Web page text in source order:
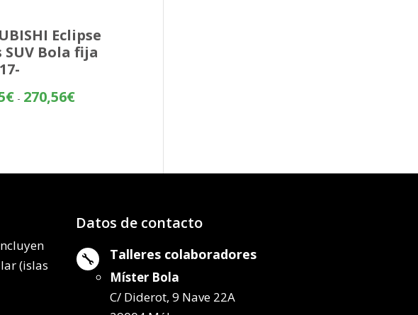
Eclipse
SUV Bola fija
€ - 270,56€Rango
hasta
(islas
Datos de contacto
 Talleres colaboradores
Míster Bola
C/ Diderot, 9 Nave 22A